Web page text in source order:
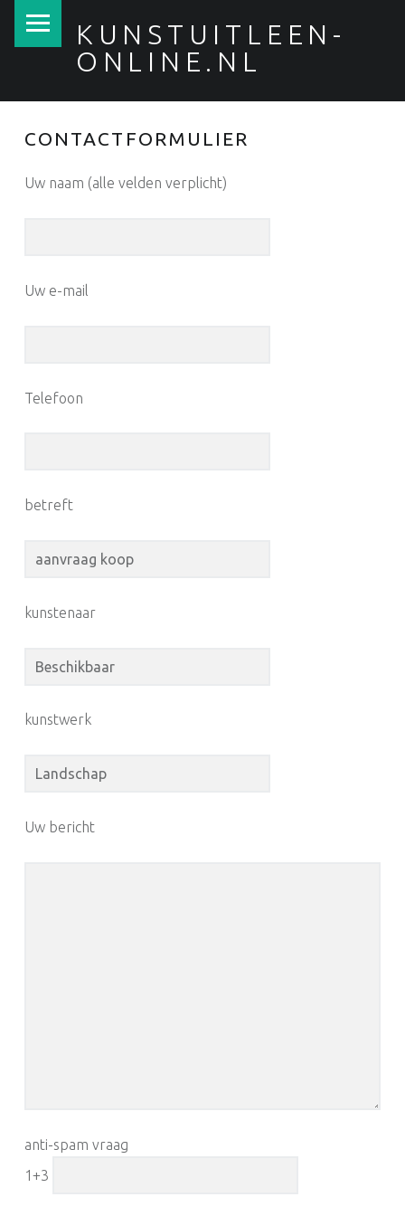
KUNSTUITLEEN-
ONLINE.NL
CONTACTFORMULIER
Uw naam (alle velden verplicht)
Uw e-mail
Telefoon
betreft
kunstenaar
kunstwerk
Uw bericht
anti-spam vraag
1+3